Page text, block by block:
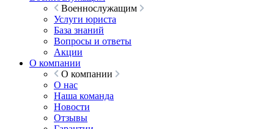
Военнослужащим
Услуги юриста
База знаний
Вопросы и ответы
Акции
О компании
О компании
О нас
Наша команда
Новости
Отзывы